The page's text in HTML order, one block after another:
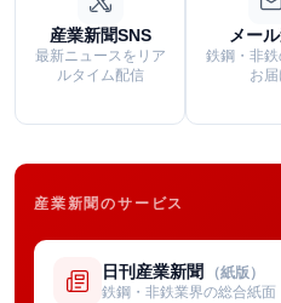
産業新聞SNS
最新ニュースをリア
ルタイム配信
メー
鉄鋼・非
お届
産業新聞のサービス
日刊産業新聞 （紙版）
鉄鋼・非鉄業界の総合紙面